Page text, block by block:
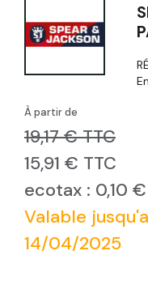
À partir de
19,17 € TTC
15,91 € TTC
ecotax : 0,10 €
Valable
14/04/2025